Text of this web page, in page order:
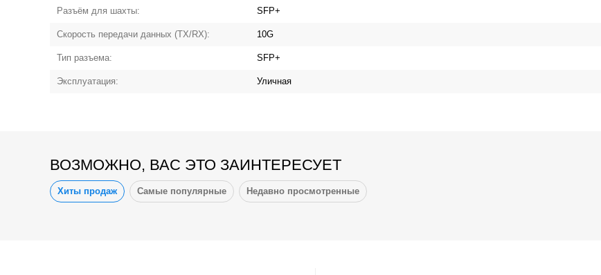
Разъём для шахты: SFP+
Скорость передачи данных (TX/RX): 10G
Тип разъема: SFP+
Эксплуатация: Уличная
ВОЗМОЖНО, ВАС ЭТО ЗАИНТЕРЕСУЕТ
Хиты продаж Самые популярные Недавно просмотренные